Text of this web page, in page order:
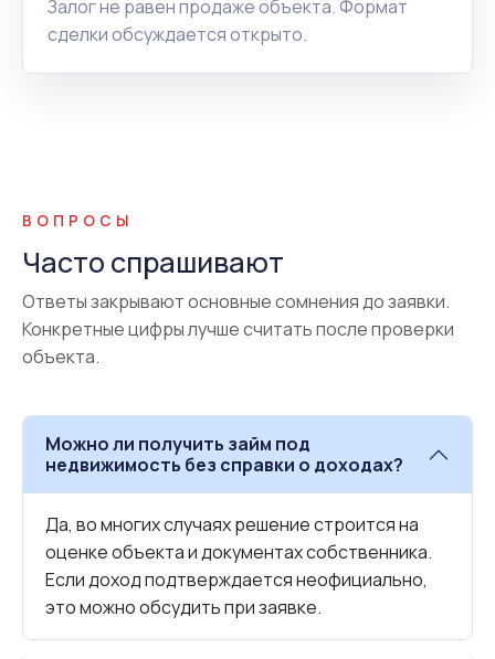
Залог не равен продаже объекта. Формат
сделки обсуждается открыто.
ВОПРОСЫ
Часто спрашивают
Ответы закрывают основные сомнения до заявки.
Конкретные цифры лучше считать после проверки
объекта.
Можно ли получить займ под
недвижимость без справки о доходах?
Да, во многих случаях решение строится на
оценке объекта и документах собственника.
Если доход подтверждается неофициально,
это можно обсудить при заявке.